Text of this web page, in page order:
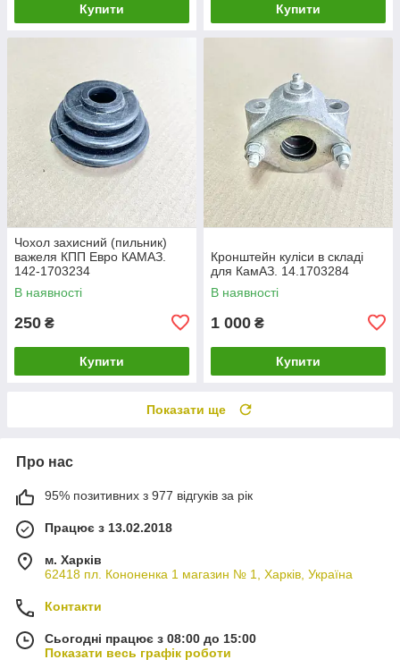
Купити Купити
Чохол захисний (пильник)
важеля КПП Евро КАМАЗ.
142-1703234
В наявності
250 ₴
Купити
Кронштейн куліси в складі
для КамАЗ. 14.1703284
В наявності
1 000 ₴
Купити
Показати ще
Про нас
95% позитивних з 977 відгуків за рік
Працює з 13.02.2018
м. Харків
62418 пл. Кононенка 1 магазин № 1, Харків, Україна
Контакти
Сьогодні працює з 08:00 до 15:00
Показати весь графік роботи